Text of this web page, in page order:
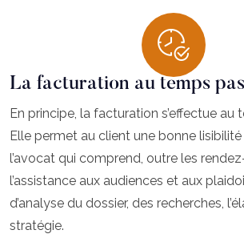
La facturation au temps
En principe, la facturation s’effectue au
Elle permet au client une bonne
l’avocat qui comprend, outre les
l’assistance aux audiences et aux
d’analyse du dossier, des recherches,
stratégie.